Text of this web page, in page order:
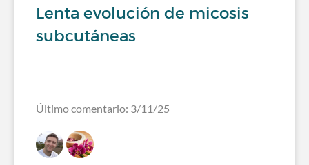
Lenta evolución de micosis
subcutáneas
Último comentario: 3/11/25